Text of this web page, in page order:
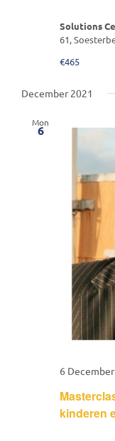
Solutions
61,
€465
December 2021
Mon
6
kinderen
6